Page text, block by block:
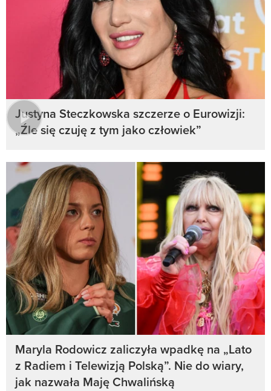
Justyna Steczkowska szczerze o Eurowizji:
„Źle się czuję z tym jako człowiek”
Maryla Rodowicz zaliczyła wpadkę na „Lato
z Radiem i Telewizją Polską”. Nie do wiary,
jak nazwała Maję Chwalińską